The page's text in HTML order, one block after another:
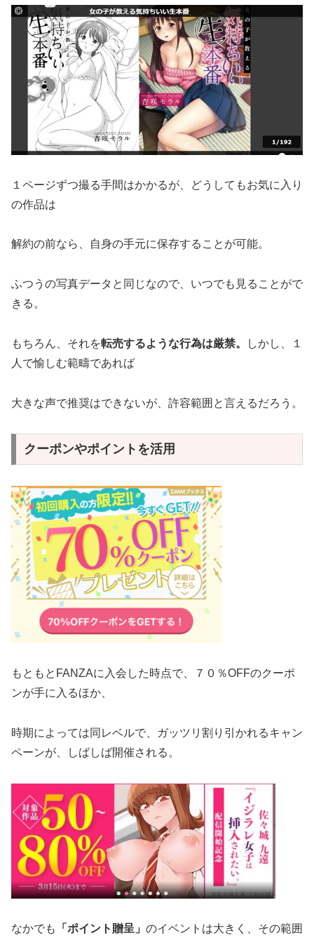
１ページずつ撮る手間はかかるが、どうしてもお気に入り
の作品は
解約の前なら、自身の手元に保存することが可能。
ふつうの写真データと同じなので、いつでも見ることがで
きる。
もちろん、それを転売するような行為は厳禁。
しかし、１
人で愉しむ範疇であれば
大きな声で推奨はできないが、許容範囲と言えるだろう。
クーポンやポイントを活用
もともとFANZAに入会した時点で、７０％OFFのクーポ
ンが手に入るほか、
時期によっては同レベルで、ガッツリ割り引かれるキャン
ペーンが、しばしば開催される。
なかでも 「ポイント贈呈」 のイベントは大きく、その範囲